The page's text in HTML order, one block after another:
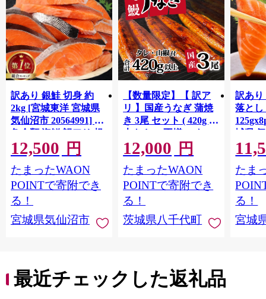
訳あり 銀鮭 切身 約
2kg [宮城東洋 宮城県
気仙沼市 20564991] 鮭
魚介類 海鮮 訳アリ 規
格外 不揃い さけ サケ
鮭切身 シャケ 切り身
冷凍 家庭用 おかず 弁
当 支援 サーモン 銀鮭
切り身 魚 わけあり
12,500 円
たまったWAON
POINTで寄附でき
る！
宮城県気仙沼市
【数量限定】【 訳ア
リ 】国産うなぎ 蒲焼
き 3尾 セット ( 420g )
大きさ の不揃い タ
レ・山椒付き ウナギ
鰻 ふぞろい 不揃い う
な重 ひつまぶし 人気
茨城 八千代町 ふるさ
と納税 冷凍 [SF951ya]
12,000 円
たまったWAON
POINTで寄附でき
る！
茨城県八千代町
訳あり
落とし
城県
お刺し
生 生
鮭 銀
介
たま
る！
宮城
最近チェックした返礼品